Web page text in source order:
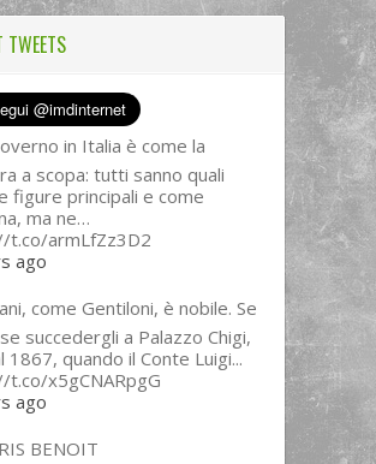
TWEETS
in Italia è come la
a scopa: tutti sanno quali
figure principali e come
ma ne…
t.co/armLfZz3D2
ago
come Gentiloni, è nobile. Se
succedergli a Palazzo Chigi,
1867, quando il Conte Luigi...
x5gCNARpgG
ago
BENOIT